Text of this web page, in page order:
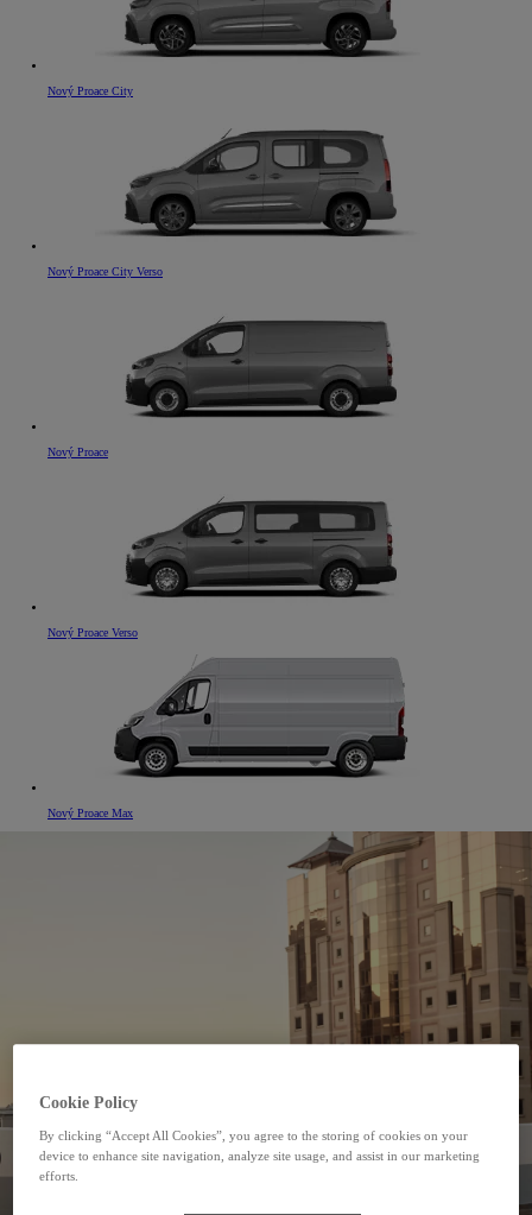
Nový Proace City
Nový Proace City Verso
Nový Proace
Nový Proace Verso
Nový Proace Max
Cookie Policy
By clicking “Accept All Cookies”, you agree to the storing of cookies on your
device to enhance site navigation, analyze site usage, and assist in our marketing
efforts.